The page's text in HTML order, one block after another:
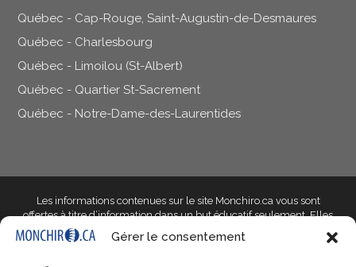
Gérer le consentement
Québec - Cap-Rouge, Saint-Augustin-de-Desmaures
Québec - Charlesbourg
Québec - Limoilou (St-Albert)
Québec - Quartier St-Sacrement
Québec - Notre-Dame-des-Laurentides
Les informations contenues sur le site Monchiro.ca vous sont
offertes à titre d’information dans un but éducatif seulement. Elles
ne doivent pas être utilisées dans le but d’établir un diagnostic et ne
peuvent en aucun cas remplacer l’avis d’un professionnel de la